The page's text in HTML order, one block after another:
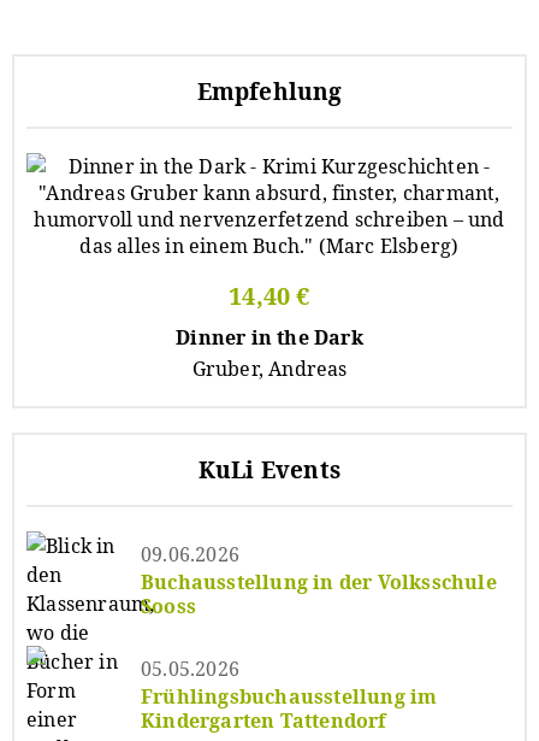
Empfehlung
14,40 €
Dinner in the Dark
Gruber, Andreas
KuLi Events
Buchausstellung in der Volksschule
Sooss
09.06.2026
Frühlingsbuchausstellung im
Kindergarten Tattendorf
05.05.2026